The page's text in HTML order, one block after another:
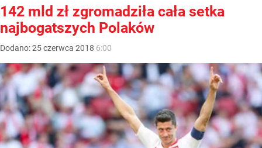
142 mld zł zgromadziła cała setka
najbogatszych Polaków
Dodano:25czerwca 2018 6:00